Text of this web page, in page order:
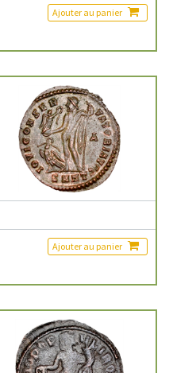
Ajouter au panier
Ajouter au panier